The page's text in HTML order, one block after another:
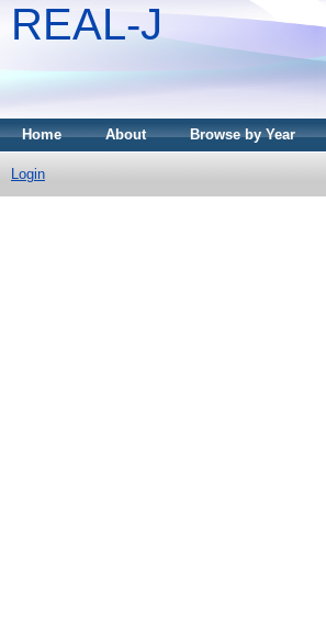
REAL-J
Home About Browse by Year
Login